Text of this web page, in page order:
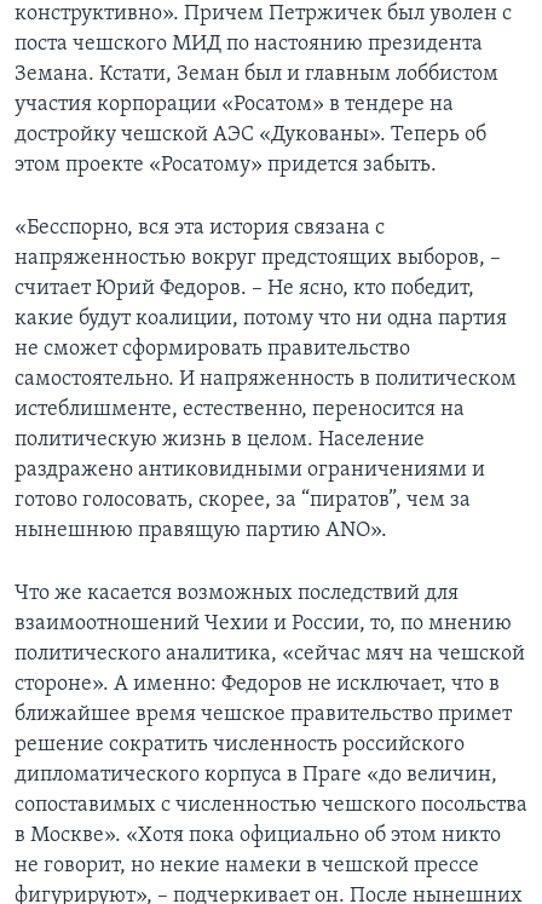
конструктивно». Причем Петржичек был уволен с
поста чешского МИД по настоянию президента
Земана. Кстати, Земан был и главным лоббистом
участия корпорации «Росатом» в тендере на
достройку чешской АЭС «Дукованы». Теперь об
этом проекте «Росатому» придется забыть.
«Бесспорно, вся эта история связана с
напряженностью вокруг предстоящих выборов, –
считает Юрий Федоров. – Не ясно, кто победит,
какие будут коалиции, потому что ни одна партия
не сможет сформировать правительство
самостоятельно. И напряженность в политическом
истеблишменте, естественно, переносится на
политическую жизнь в целом. Население
раздражено антиковидными ограничениями и
готово голосовать, скорее, за “пиратов”, чем за
нынешнюю правящую партию ANO».
Что же касается возможных последствий для
взаимоотношений Чехии и России, то, по мнению
политического аналитика, «сейчас мяч на чешской
стороне». А именно: Федоров не исключает, что в
ближайшее время чешское правительство примет
решение сократить численность российского
дипломатического корпуса в Праге «до величин,
сопоставимых с численностью чешского посольства
в Москве». «Хотя пока официально об этом никто
не говорит, но некие намеки в чешской прессе
фигурируют», – подчеркивает он. После нынешних